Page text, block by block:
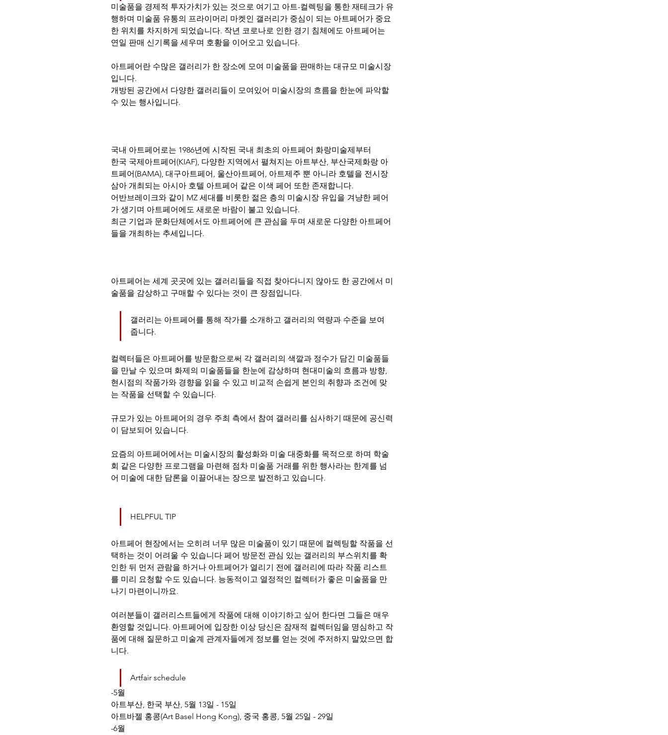
미술품을 경제적 투자가치가 있는 것으로 여기고 아트-컬렉팅을 통한 재테크가 유
행하며 미술품 유통의 프라이머리 마켓인 갤러리가 중심이 되는 아트페어가 중요
한 위치를 차지하게 되었습니다. 작년 코로나로 인한 경기 침체에도 아트페어는
연일 판매 신기록을 세우며 호황을 이어오고 있습니다.
아트페어란 수많은 갤러리가 한 장소에 모여 미술품을 판매하는 대규모 미술시장
입니다.
개방된 공간에서 다양한 갤러리들이 모여있어 미술시장의 흐름을 한눈에 파악할
수 있는 행사입니다.
국내 아트페어로는 1986년에 시작된 국내 최초의 아트페어 화랑미술제부터
한국 국제아트페어(KIAF), 다양한 지역에서 펼쳐지는 아트부산, 부산국제화랑 아
트페어(BAMA), 대구아트페어, 울산아트페어, 아트제주 뿐 아니라 호텔을 전시장
삼아 개최되는 아시아 호텔 아트페어 같은 이색 페어 또한 존재합니다.
어반브레이크와 같이 MZ 세대를 비롯한 젊은 층의 미술시장 유입을 겨냥한 페어
가 생기며 아트페어에도 새로운 바람이 불고 있습니다.
최근 기업과 문화단체에서도 아트페어에 큰 관심을 두며 새로운 다양한 아트페어
들을 개최하는 추세입니다.
아트페어는 세계 곳곳에 있는 갤러리들을 직접 찾아다니지 않아도 한 공간에서 미
술품을 감상하고 구매할 수 있다는 것이 큰 장점입니다.
갤러리는 아트페어를 통해 작가를 소개하고 갤러리의 역량과 수준을 보여
줍니다.
컬렉터들은 아트페어를 방문함으로써 각 갤러리의 색깔과 정수가 담긴 미술품들
을 만날 수 있으며 화제의 미술품들을 한눈에 감상하며 현대미술의 흐름과 방향,
현시점의 작품가와 경향을 읽을 수 있고 비교적 손쉽게 본인의 취향과 조건에 맞
는 작품을 선택할 수 있습니다.
규모가 있는 아트페어의 경우 주최 측에서 참여 갤러리를 심사하기 때문에 공신력
이 담보되어 있습니다.
요즘의 아트페어에서는 미술시장의 활성화와 미술 대중화를 목적으로 하며 학술
회 같은 다양한 프로그램을 마련해 점차 미술품 거래를 위한 행사라는 한계를 넘
어 미술에 대한 담론을 이끌어내는 장으로 발전하고 있습니다.
HELPFUL TIP
아트페어 현장에서는 오히려 너무 많은 미술품이 있기 때문에 컬렉팅할 작품을 선
택하는 것이 어려울 수 있습니다 페어 방문전 관심 있는 갤러리의 부스위치를 확
인한 뒤 먼저 관람을 하거나 아트페어가 열리기 전에 갤러리에 따라 작품 리스트
를 미리 요청할 수도 있습니다. 능동적이고 열정적인 컬렉터가 좋은 미술품을 만
나기 마련이니까요.
여러분들이 갤러리스트들에게 작품에 대해 이야기하고 싶어 한다면 그들은 매우
환영할 것입니다. 아트페어에 입장한 이상 당신은 잠재적 컬렉터임을 명심하고 작
품에 대해 질문하고 미술계 관계자들에게 정보를 얻는 것에 주저하지 말았으면 합
니다.
Artfair schedule
-5월
아트부산, 한국 부산, 5월 13일 - 15일
아트바젤 홍콩(Art Basel Hong Kong), 중국 홍콩, 5월 25일 - 29일
-6월